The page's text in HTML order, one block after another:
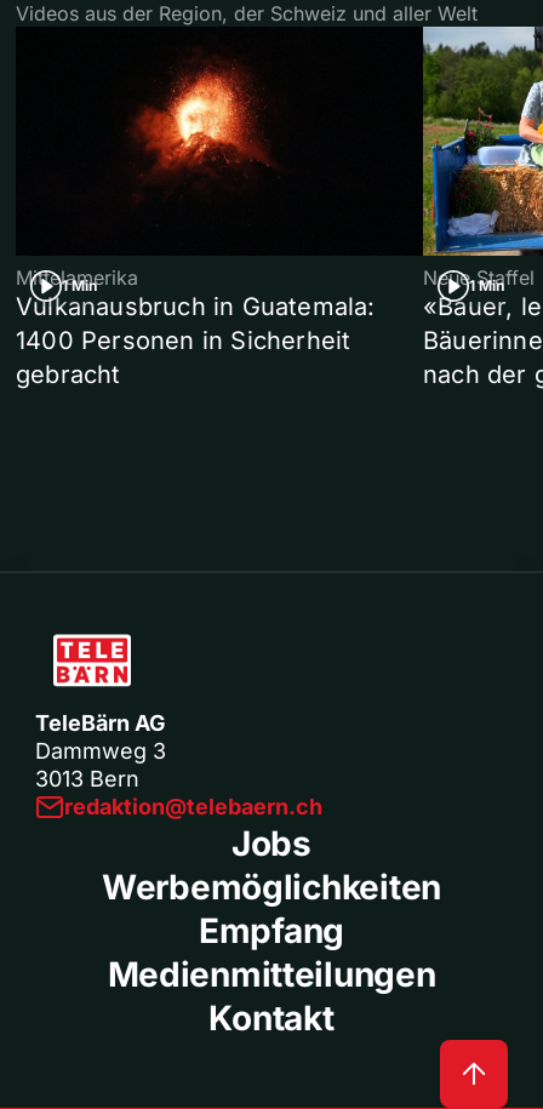
Videos aus der Region, der Schweiz und aller Welt
1 Min
Mittelamerika
Vulkanausbruch in Guatemala:
1400 Personen in Sicherheit
gebracht
1 Min
Neue Staffel
«Bauer,
nach der
TeleBärn AG
Dammweg 3
3013 Bern
redaktion@telebaern.ch
Jobs
Werbemöglichkeiten
Empfang
Medienmitteilungen
Kontakt